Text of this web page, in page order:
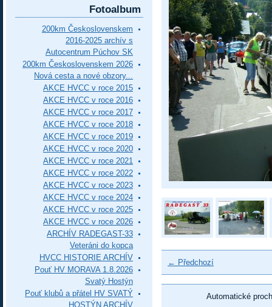
← Předchozí
Automatické
Fotoalbum
200km Československem
2016-2025 archív s
Autocentrum Púchov SK
200km Československem 2026
Nová cesta a nové obzory...
AKCE HVCC v roce 2015
AKCE HVCC v roce 2016
AKCE HVCC v roce 2017
AKCE HVCC v roce 2018
AKCE HVCC v roce 2019
AKCE HVCC v roce 2020
AKCE HVCC v roce 2021
AKCE HVCC v roce 2022
AKCE HVCC v roce 2023
AKCE HVCC v roce 2024
AKCE HVCC v roce 2025
AKCE HVCC v roce 2026
ARCHÍV RADEGAST-33
Veteráni do kopca
HVCC HISTORIE ARCHÍV
Pouť HV MORAVA 1.8.2026
Svatý Hostýn
Pouť klubů a přátel HV SVATÝ
HOSTÝN ARCHÍV